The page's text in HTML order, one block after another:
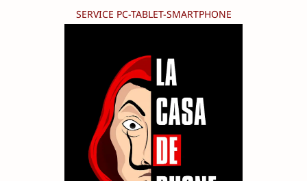
SERVICE PC-TABLET-SMARTPHONE